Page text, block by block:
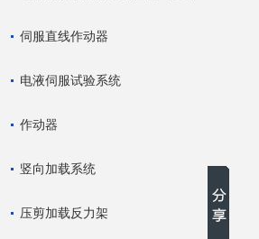
伺服直线作动器
电液伺服试验系统
作动器
竖向加载系统
压剪加载反力架